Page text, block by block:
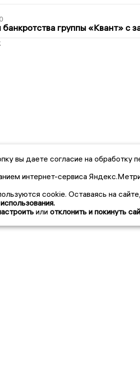
группы «Квант» с
вы даете согласие на обработку
интернет-сервиса
cookie. Оставаясь на
или отклонить и покинуть